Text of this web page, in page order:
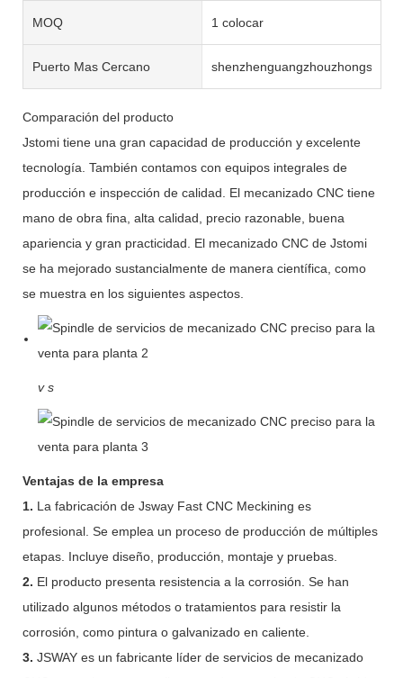
MOQ 1 colocar
Puerto Mas Cercano shenzhenguangzhouzhongshan
Comparación del producto
Jstomi tiene una gran capacidad de producción y excelente
tecnología. También contamos con equipos integrales de
producción e inspección de calidad. El mecanizado CNC tiene
mano de obra fina, alta calidad, precio razonable, buena
apariencia y gran practicidad. El mecanizado CNC de Jstomi
se ha mejorado sustancialmente de manera científica, como
se muestra en los siguientes aspectos.
vs
Ventajas de la empresa
1. La fabricación de Jsway Fast CNC Meckining es
profesional. Se emplea un proceso de producción de múltiples
etapas. Incluye diseño, producción, montaje y pruebas.
2. El producto presenta resistencia a la corrosión. Se han
utilizado algunos métodos o tratamientos para resistir la
corrosión, como pintura o galvanizado en caliente.
3. JSWAY es un fabricante líder de servicios de mecanizado